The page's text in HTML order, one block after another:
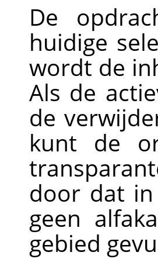
De
huidige
wordt de
Als de
de
kunt de
door dat
geen
gebied